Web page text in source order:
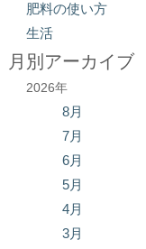
肥料の使い方
生活
月別アーカイブ
2026年
8月
7月
6月
5月
4月
3月